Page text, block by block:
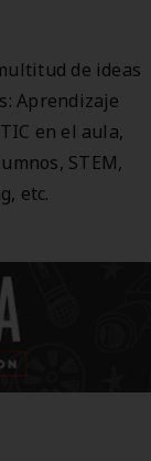
de ideas
Aprendizaje
en el aula,
STEM,
etc.